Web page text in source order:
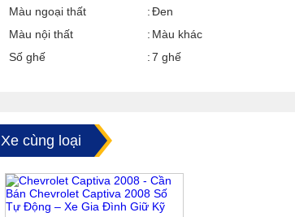
Màu ngoại thất
Đen
Màu nội thất
Màu khác
Số ghế
7 ghế
Xe cùng loại